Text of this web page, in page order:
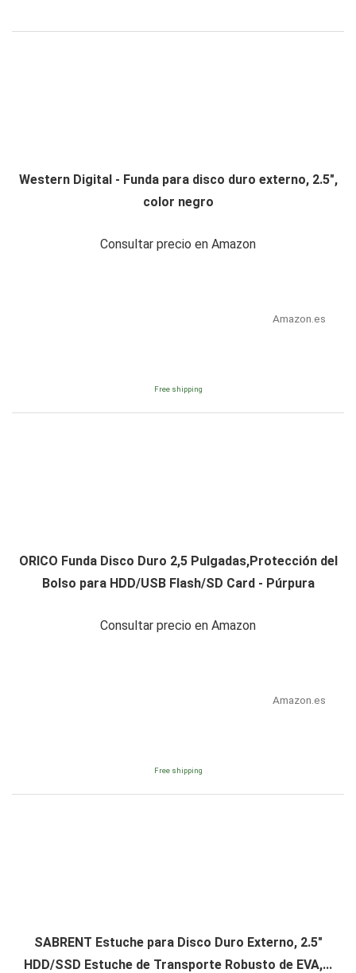
Western Digital - Funda para disco duro externo, 2.5",
color negro
Consultar precio en Amazon
Amazon.es
Free shipping
ORICO Funda Disco Duro 2,5 Pulgadas,Protección del
Bolso para HDD/USB Flash/SD Card - Púrpura
Consultar precio en Amazon
Amazon.es
Free shipping
SABRENT Estuche para Disco Duro Externo, 2.5"
HDD/SSD Estuche de Transporte Robusto de EVA,...